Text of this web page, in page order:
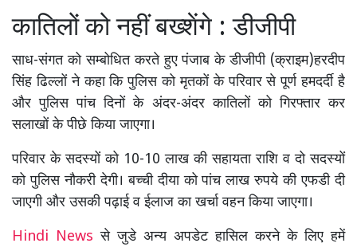
कातिलों को नहीं बख्शेंगे : डीजीपी
साध-संगत को सम्बोधित करते हुए पंजाब के डीजीपी (क्राइम)हरदीप
सिंह ढिल्लों ने कहा कि पुलिस को मृतकों के परिवार से पूर्ण हमदर्दी है
और पुलिस पांच दिनों के अंदर-अंदर कातिलों को गिरफ्तार कर
सलाखों के पीछे किया जाएगा।
परिवार के सदस्यों को 10-10 लाख की सहायता राशि व दो सदस्यों
को पुलिस नौकरी देगी। बच्ची दीया को पांच लाख रुपये की एफडी दी
जाएगी और उसकी पढ़ाई व ईलाज का खर्चा वहन किया जाएगा।
Hindi Newsसे जुडे अन्य अपडेट हासिल करने के लिए हमें